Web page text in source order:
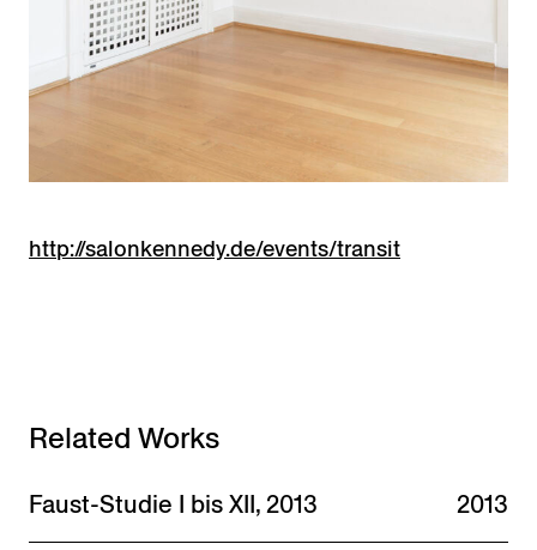
http://salonkennedy.de/events/transit
Related Works
Faust-Studie I bis XII, 2013 2013